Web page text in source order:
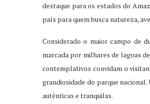
destaque para os estados do
país para quem busca natureza,
Considerado o maior campo de
marcada por milhares de lagoas
contemplativos convidam o
grandiosidade do parque
autênticas e tranquilas.